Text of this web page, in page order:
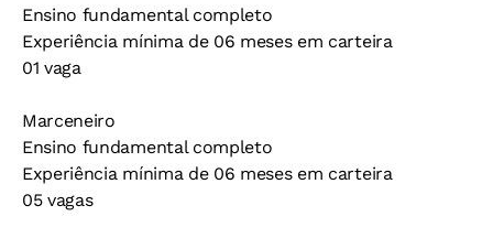
Ensino fundamental completo
Experiência mínima de 06 meses em carteira
01 vaga
Marceneiro
Ensino fundamental completo
Experiência mínima de 06 meses em carteira
05 vagas